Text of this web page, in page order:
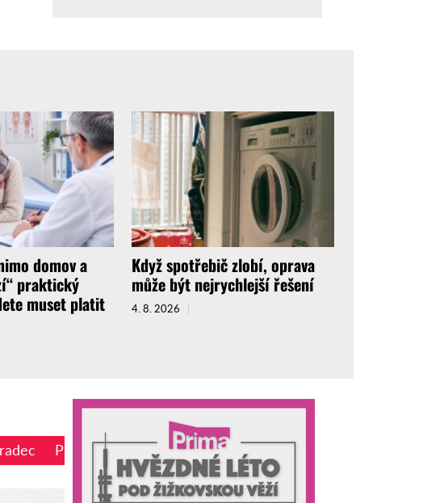
domov a
praktický
muset platit
Když spotřebič zlobí, oprava
může být nejrychlejší řešení
4. 8. 2026
Prachatice Písek Vyškov Znojmo